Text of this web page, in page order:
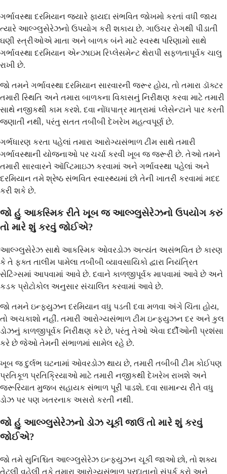
ગર્ભાવસ્થા દરમિયાન જ્યારે ફાયદા સંભવિત જોખમો કરતાં વધી જાય
ત્યારે આલ્ગ્લુસેરેઝનો ઉપયોગ કરી શકાય છે. ગાઉચર રોગથી પીડાતી
ઘણી સ્ત્રીઓએ માતા અને બાળક બંને માટે સ્વસ્થ પરિણામો સાથે
ગર્ભાવસ્થા દરમિયાન એન્ઝાઇમ રિપ્લેસમેન્ટ થેરાપી સફળતાપૂર્વક ચાલુ
રાખી છે.
જો તમને ગર્ભાવસ્થા દરમિયાન સારવારની જરૂર હોય, તો તમારા ડૉક્ટર
તમારી સ્થિતિ અને તમારા બાળકના વિકાસનું નિરીક્ષણ કરવા માટે તમારી
સાથે નજીકથી કામ કરશે. દવા નોંધપાત્ર માત્રામાં પ્લેસેન્ટાને પાર કરતી
જણાતી નથી, પરંતુ સતત તબીબી દેખરેખ મહત્વપૂર્ણ છે.
ગર્ભધારણ કરતા પહેલાં તમારા આરોગ્યસંભાળ ટીમ સાથે તમારી
ગર્ભાવસ્થાની યોજનાઓ પર ચર્ચા કરવી ખૂબ જ જરૂરી છે. તેઓ તમને
તમારી સારવારને ઑપ્ટિમાઇઝ કરવામાં અને ગર્ભાવસ્થા પહેલાં અને
દરમિયાન તમે શ્રેષ્ઠ સંભવિત સ્વાસ્થ્યમાં છો તેની ખાતરી કરવામાં મદદ
કરી શકે છે.
જો હું આકસ્મિક રીતે ખૂબ જ આલ્ગ્લુસેરેઝનો ઉપયોગ કરું
તો મારે શું કરવું જોઈએ?
આલ્ગ્લુસેરેઝ સાથે આકસ્મિક ઓવરડોઝ અત્યંત અસંભવિત છે કારણ
કે તે ફક્ત તાલીમ પામેલા તબીબી વ્યાવસાયિકો દ્વારા નિયંત્રિત
સેટિંગ્સમાં આપવામાં આવે છે. દવાને કાળજીપૂર્વક માપવામાં આવે છે અને
કડક પ્રોટોકોલ અનુસાર સંચાલિત કરવામાં આવે છે.
જો તમને ઇન્ફ્યુઝન દરમિયાન વધુ પડતી દવા મળવા અંગે ચિંતા હોય,
તો અચકાશો નહીં. તમારી આરોગ્યસંભાળ ટીમ ઇન્ફ્યુઝન દર અને કુલ
ડોઝનું કાળજીપૂર્વક નિરીક્ષણ કરે છે, પરંતુ તેઓ એવા દર્દીઓની પ્રશંસા
કરે છે જેઓ તેમની સંભાળમાં સામેલ રહે છે.
ખૂબ જ દુર્લભ ઘટનામાં ઓવરડોઝ થાય છે, તમારી તબીબી ટીમ કોઈપણ
પ્રતિકૂળ પ્રતિક્રિયાઓ માટે તમારી નજીકથી દેખરેખ રાખશે અને
જરૂરિયાત મુજબ સહાયક સંભાળ પૂરી પાડશે. દવા સામાન્ય રીતે વધુ
ડોઝ પર પણ ખતરનાક અસરો કરતી નથી.
જો હું આલ્ગ્લુસેરેઝનો ડોઝ ચૂકી જાઉં તો મારે શું કરવું
જોઈએ?
જો તમે સુનિશ્ચિત આલ્ગ્લુસેરેઝ ઇન્ફ્યુઝન ચૂકી જાઓ છો, તો શક્ય
તેટલી વહેલી તકે તમારા આરોગ્યસંભાળ પ્રદાતાનો સંપર્ક કરો અને